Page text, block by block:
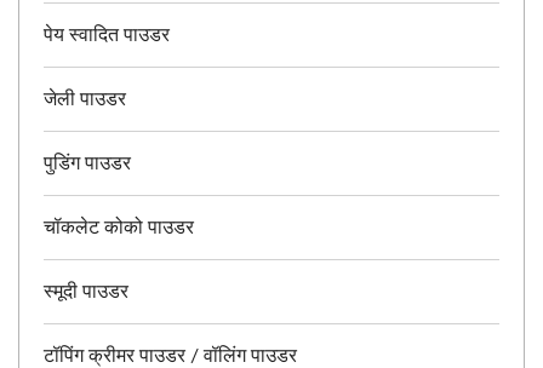
पेय स्वादित पाउडर
जेली पाउडर
पुडिंग पाउडर
चॉकलेट कोको पाउडर
स्मूदी पाउडर
टॉपिंग क्रीमर पाउडर / वॉलिंग पाउडर